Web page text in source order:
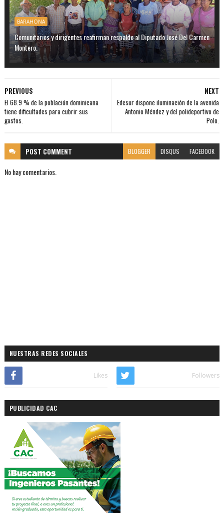
BARAHONA
Comunitarios y dirigentes reafirman respaldo al Diputado José Del Carmen
Montero.
NEXT
Edesur dispone iluminación de la avenida
Antonio Méndez y del polideportivo de
Polo.
PREVIOUS
El 68.9 % de la población dominicana
tiene dificultades para cubrir sus
gastos.
POST COMMENT BLOGGER DISQUS FACEBOOK
No hay comentarios.
NUESTRAS REDES SOCIALES
Likes Followers
PUBLICIDAD CAC